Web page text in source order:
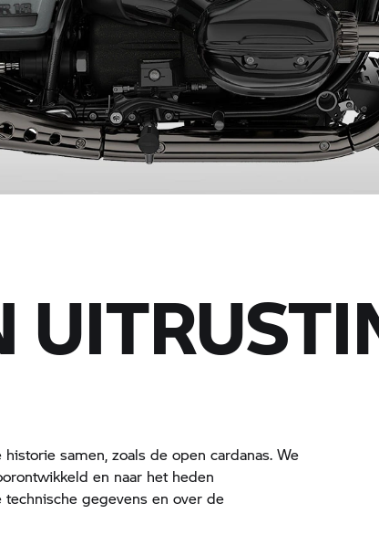
samen, zoals de open cardanas. We
en naar het heden
gegevens en over de